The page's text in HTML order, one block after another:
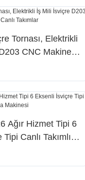
Tornası, Elektrikli
CNC Makinesi,
Ağır Hizmet Tipi 6
Canlı Takımlı